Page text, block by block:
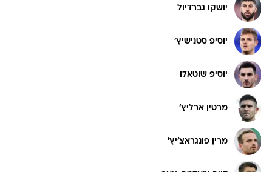
יושקו גברדיול
יוסיפ סטנישיץ'
יוסיפ שוטאלו
מרטין ארליץ'
מרין פונגראצ'יץ'